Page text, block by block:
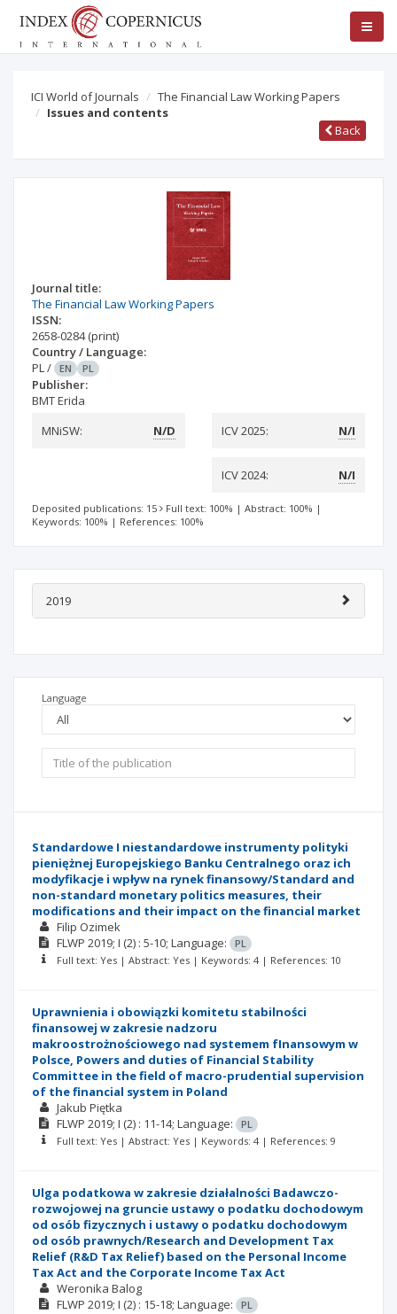
ICI World of Journals
The Financial Law Working Papers
Issues and contents
Back
Journal title:
The Financial Law Working Papers
ISSN:
2658-0284(print)
Country / Language:
PL/ EN PL
Publisher:
BMT Erida
MNiSW:
N/D ICV 2025: N/I
ICV 2024: N/I
Deposited publications: 15 Full text: 100% | Abstract: 100% |
Keywords: 100% | References: 100%
2019
Language
Standardowe I niestandardowe instrumenty polityki
pieniężnej Europejskiego Banku Centralnego oraz ich
modyfikacje i wpływ na rynek finansowy/Standard and
non-standard monetary politics measures, their
modifications and their impact on the financial market
Filip Ozimek
FLWP 2019; I (2) : 5-10; Language:
PL
Full text: Yes | Abstract: Yes | Keywords: 4 | References: 10
Uprawnienia i obowiązki komitetu stabilności
finansowej w zakresie nadzoru
makroostrożnościowego nad systemem fInansowym w
Polsce, Powers and duties of Financial Stability
Committee in the field of macro-prudential supervision
of the financial system in Poland
Jakub Piętka
FLWP 2019; I (2) : 11-14; Language:
PL
Full text: Yes | Abstract: Yes | Keywords: 4 | References: 9
Ulga podatkowa w zakresie działalności Badawczo-
rozwojowej na gruncie ustawy o podatku dochodowym
od osób fizycznych i ustawy o podatku dochodowym
od osób prawnych/Research and Development Tax
Relief (R&D Tax Relief) based on the Personal Income
Tax Act and the Corporate Income Tax Act
Weronika Balog
FLWP 2019; I (2) : 15-18; Language:
PL